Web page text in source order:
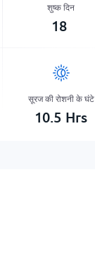
शुष्क दिन
18
सूरज की रोशनी के घंटे
10.5 Hrs